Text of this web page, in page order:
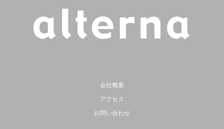
会社概要
アクセス
お問い合わせ